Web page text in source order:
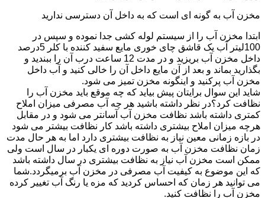
مخزن آب به گونه ای است که به داخل آن دسترسی ندارید
ابتدا مخزن آب را از سیستم لوله کشی جدا نموده و سپس در
100لیتر آب یک قاشق چای خوری مایع سفید کننده با کلر 5درصد
داخل مخزن آب بریزید و در مدت 12 ساعت درب آن را ببندید و
بگذارید بماند و بعد از آن مایع داخل آن را خالی کنید و آب داخل
مخزن آب پرکنید و اینگونه مخزن تمیز می شود.
شاید این سوال برایتان پیش بیاید که چه موقع باید مخزن آب را
نظافت کرد؟در نظر داشته باشید هر چه آب مصرفی میزان املاح
کمتری داشته باشد نظافت مخزن آب آسانتر می شود و در مقابل
هرچه میزان املاح بیشتری داشته باشد کار نظافت بیشتر می شود
در بازه زمانی معین نیاز به نظافت بیشتری دارد اما به هر حال مدت
زمان نظافت مخزن آب به صورت دوره ای یکبار در سال است ولی
ممکن است مخزن آب نیاز به نظافت بیشتری در سال داشته باشد
که این موضوع به کیفیت آب مصرفی در مخزن آب برمیگردد.شما
می توانید هر زمان که احساس کردید که مزه یا رنگ آب تغییر کرده
مخزن آب را نظافت کنید.